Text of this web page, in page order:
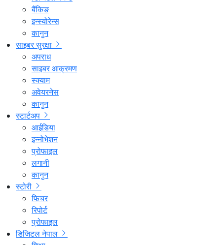
बैंकिङ
इन्स्योरेन्स
कानुन
साइबर सुरक्षा
अपराध
साइबर आक्रमण
स्क्याम
अवेयरनेस
कानुन
स्टार्टअप
आईडिया
इन्नोभेशन
प्रोफाइल
लगानी
कानुन
स्टोरी
फिचर
रिपोर्ट
प्रोफाइल
डिजिटल नेपाल